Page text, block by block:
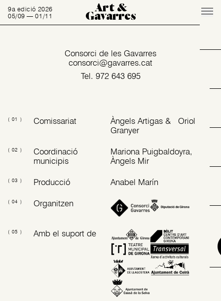
9a edició 2026
05/09 — 01/11
Art &
Gavarres
Consorci de les Gavarres
consorci@gavarres.cat
Tel. 972 643 695
( 01 ) Comissariat
Àngels Artigas & Oriol
Granyer
( 02 )
Coordinació
municipis
Mariona Puigbaldoyra,
Àngels Mir
( 03 ) Producció Anabel Marín
( 04 ) Organitzen
( 05 ) Amb el suport de